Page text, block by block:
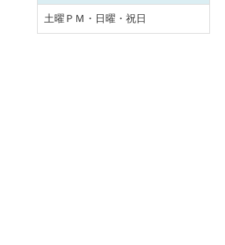
土曜ＰＭ・日曜・祝日